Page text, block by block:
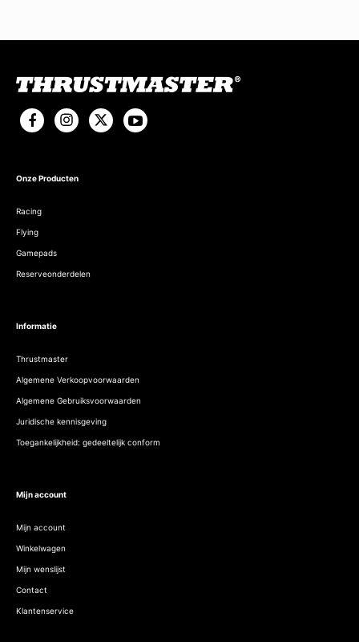
Onze Producten
Racing
Flying
Gamepads
Reserveonderdelen
Informatie
Thrustmaster
Algemene Verkoopvoorwaarden
Algemene Gebruiksvoorwaarden
Juridische kennisgeving
Toegankelijkheid: gedeeltelijk conform
Mijn account
Mijn account
Winkelwagen
Mijn wenslijst
Contact
Klantenservice